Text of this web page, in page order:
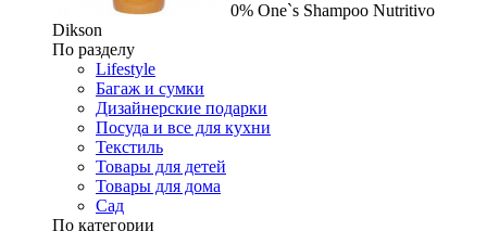
0% One`s Shampoo Nutritivo
Dikson
По разделу
Lifestyle
Багаж и сумки
Дизайнерские подарки
Посуда и все для кухни
Текстиль
Товары для детей
Товары для дома
Сад
По категории